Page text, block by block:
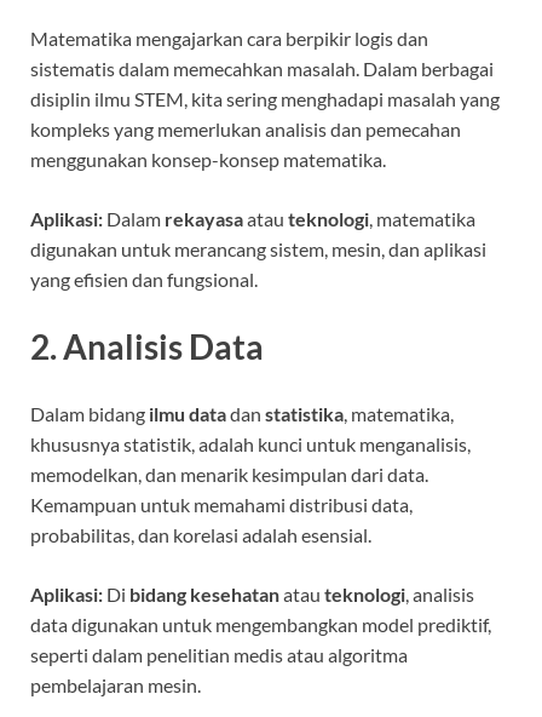
Matematika mengajarkan cara berpikir logis dan
sistematis dalam memecahkan masalah. Dalam berbagai
disiplin ilmu STEM, kita sering menghadapi masalah yang
kompleks yang memerlukan analisis dan pemecahan
menggunakan konsep-konsep matematika.
Aplikasi: Dalam rekayasaatau teknologi , matematika
digunakan untuk merancang sistem, mesin, dan aplikasi
yang efisien dan fungsional.
2. Analisis Data
Dalam bidang ilmu datadan statistika, matematika,
khususnya statistik, adalah kunci untuk menganalisis,
memodelkan, dan menarik kesimpulan dari data.
Kemampuan untuk memahami distribusi data,
probabilitas, dan korelasi adalah esensial.
Aplikasi: Di bidang kesehatanatau teknologi, analisis
data digunakan untuk mengembangkan model prediktif,
seperti dalam penelitian medis atau algoritma
pembelajaran mesin.